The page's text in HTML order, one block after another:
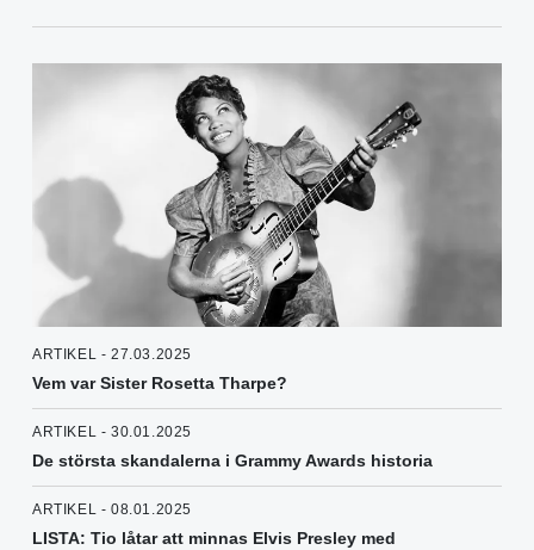
ARTIKEL - 27.03.2025
Vem var Sister Rosetta Tharpe?
ARTIKEL - 30.01.2025
De största skandalerna i Grammy Awards historia
ARTIKEL - 08.01.2025
LISTA: Tio låtar att minnas Elvis Presley med